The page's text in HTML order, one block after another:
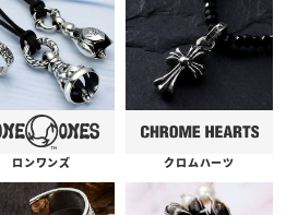
ロンワンズ クロムハーツ